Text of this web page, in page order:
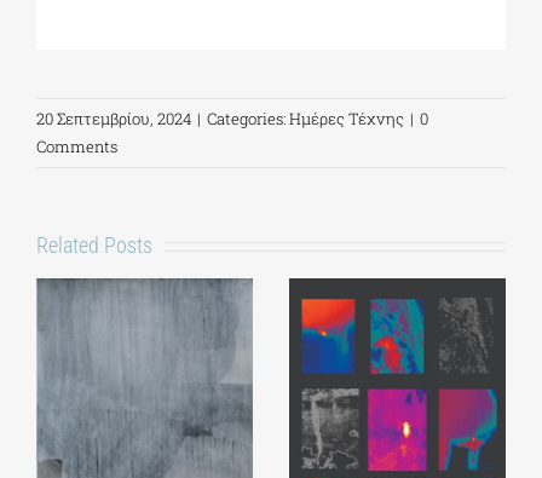
20 Σεπτεμβρίου, 2024 | Categories:Ημέρες Τέχνης | 0
Comments
Related Posts